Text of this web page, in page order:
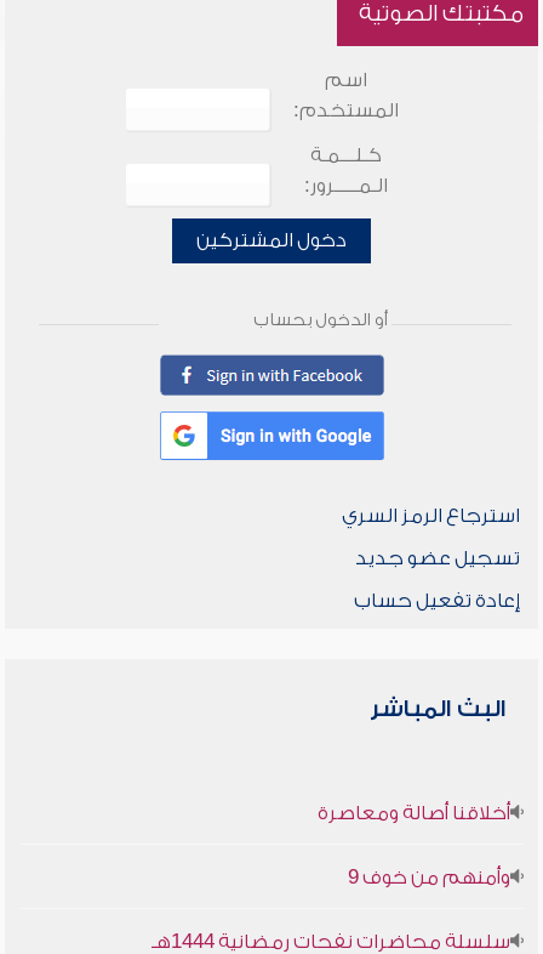
مكتبتك الصوتية
اسم
المستخدم:
كـلـــمـة
الـمـــــرور:
دخول المشتركين
أو الدخول بحساب
استرجاع الرمز السري
تسجيل عضو جديد
إعادة تفعيل حساب
البث المباشر
أخلاقنا أصالة ومعاصرة
وأمنهم من خوف 9
سلسلة محاضرات نفحات رمضانية 1444هـ